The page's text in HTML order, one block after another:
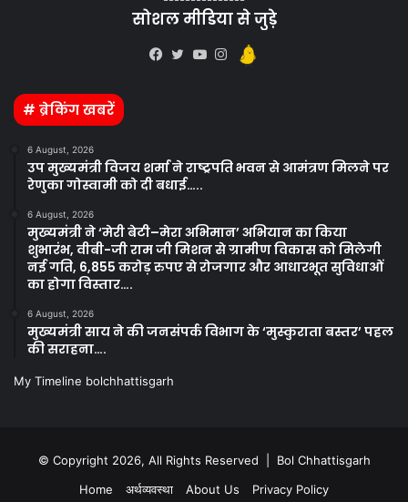
सोशल मीडिया से जुड़े
# ब्रेकिंग खबरें
6 August, 2026
उप मुख्यमंत्री विजय शर्मा ने राष्ट्रपति भवन से आमंत्रण मिलने पर
रेणुका गोस्वामी को दी बधाई…..
6 August, 2026
मुख्यमंत्री ने ‘मेरी बेटी–मेरा अभिमान’ अभियान का किया
शुभारंभ, वीबी-जी राम जी मिशन से ग्रामीण विकास को मिलेगी
नई गति, 6,855 करोड़ रुपए से रोजगार और आधारभूत सुविधाओं
का होगा विस्तार….
6 August, 2026
मुख्यमंत्री साय ने की जनसंपर्क विभाग के ‘मुस्कुराता बस्तर’ पहल
की सराहना….
My Timeline bolchhattisgarh
© Copyright 2026, All Rights Reserved | Bol Chhattisgarh
Home
अर्थव्यवस्था About Us Privacy Policy